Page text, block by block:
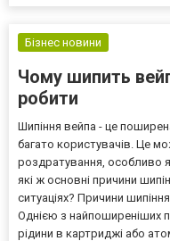
Бізнес новини
Чому шипить
робити
Шипіння вейпа - це
багато користувачів. Це
роздратування, особливо
які ж основні причини
ситуаціях? Причини
Однією з найпоширеніших
рідини в картриджі або